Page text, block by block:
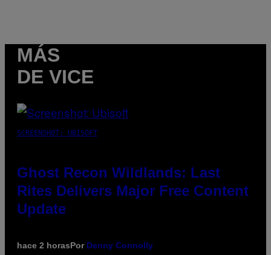
MÁS
DE VICE
SCREENSHOT: UBISOFT
Ghost Recon Wildlands: Last
Rites Delivers Major Free Content
Update
hace 2 horasPor Denny Connolly